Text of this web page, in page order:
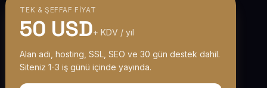
TEK & ŞEFFAF FIYAT
50 USD+ KDV / yıl
Alan adı, hosting, SSL, SEO ve 30 gün destek dahil.
Siteniz 1-3 iş günü içinde yayında.